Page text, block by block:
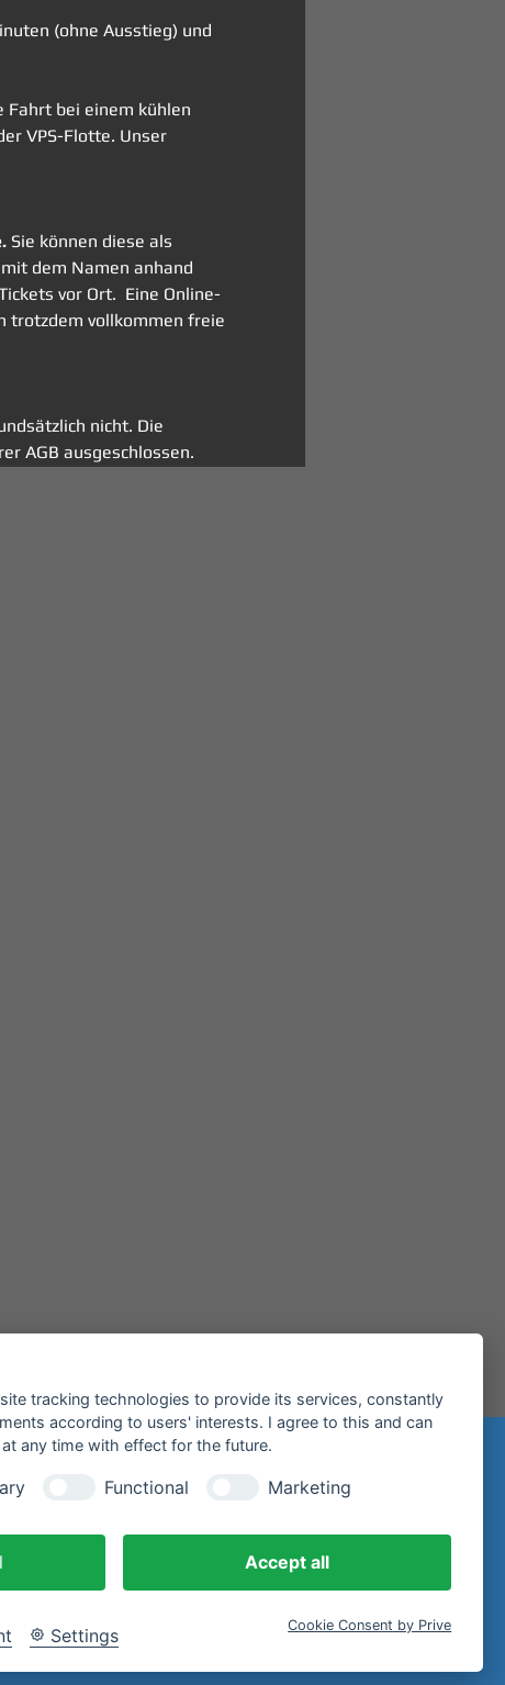
(ohne Ausstieg) und
Fahrt bei einem kühlen
VPS-Flotte. Unser
Sie können diese als
dem Namen anhand
vor Ort.  Eine Online-
trotzdem vollkommen freie
nicht. Die
AGB ausgeschlossen.
E-Mail.
tracking technologies to provide its services, constantly
according to users' interests. I agree to this and can
any time with effect for the future.
Functional Marketing
Accept all
Settings Cookie Consent by Prive